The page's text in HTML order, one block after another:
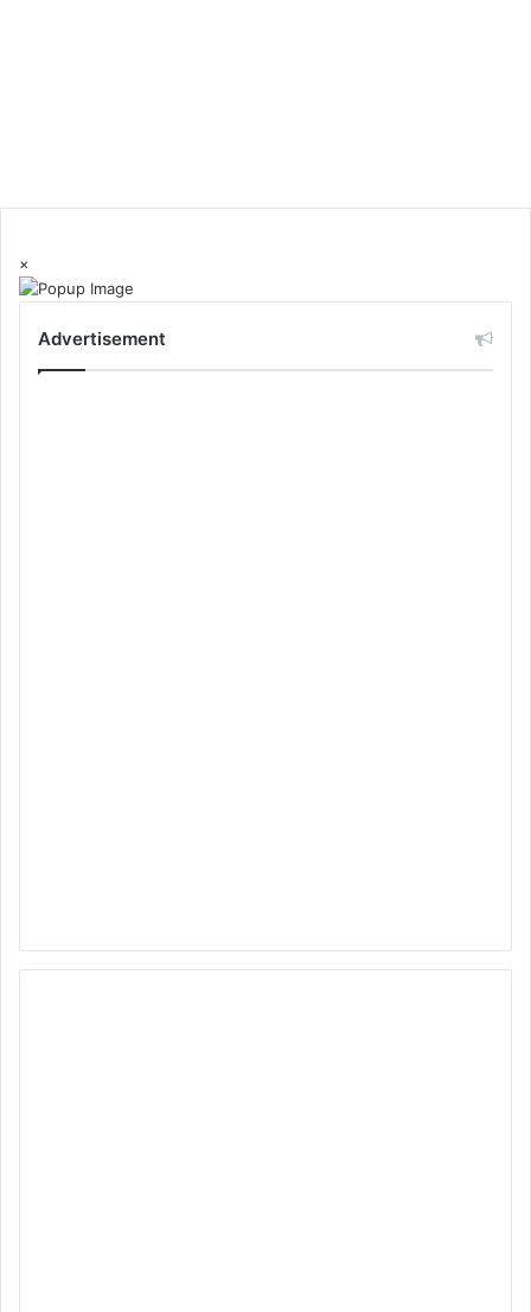
×
Advertisement